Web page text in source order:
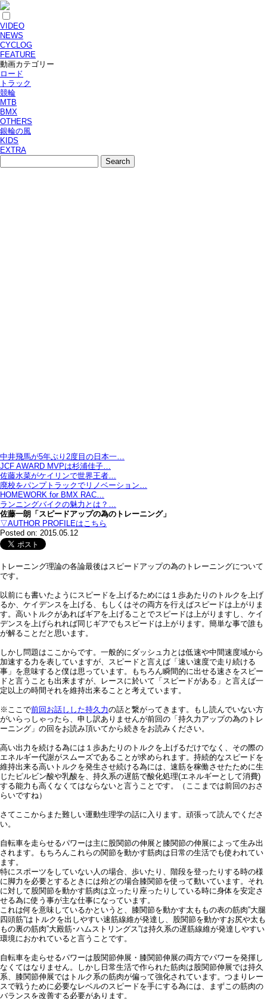
VIDEO
NEWS
CYCLOG
FEATURE
動画カテゴリー
ロード
トラック
競輪
MTB
BMX
OTHERS
銀輪の風
KIDS
EXTRA
中井飛馬が5年ぶり2度目の日本一…
JCF AWARD MVPは杉浦佳子…
佐藤水菜がケイリンで世界王者…
廃校をパンプトラックでリノベーション…
HOMEWORK for BMX RAC…
ランニングバイクの魅力とは？…
佐藤一朗「スピードアップの為のトレーニング」
▽AUTHOR PROFILEはこちら
Posted on: 2015.05.12
トレーニング理論の各論最後はスピードアップの為のトレーニングについて
です。
以前にも書いたようにスピードを上げるためには１歩あたりのトルクを上げ
るか、ケイデンスを上げる、もしくはその両方を行えばスピードは上がりま
す。高いトルクがあればギアを上げることでスピードは上がりますし、ケイ
デンスを上げられれば同じギアでもスピードは上がります。簡単な事で誰も
が解ることだと思います。
しかし問題はここからです。一般的にダッシュ力とは低速や中間速度域から
加速する力を表していますが、スピードと言えば「速い速度で走り続ける
事」を意味すると僕は思っています。もちろん瞬間的に出せる速さをスピー
ドと言うことも出来ますが、レースに於いて「スピードがある」と言えば一
定以上の時間それを維持出来ることと考えています。
※ここで前回お話しした持久力の話と繋がってきます。もし読んでいない方
がいらっしゃったら、申し訳ありませんが前回の「持久力アップの為のトレ
ーニング」の回をお読み頂いてから続きをお読みください。
高い出力を続ける為には１歩あたりのトルクを上げるだけでなく、その際の
エネルギー代謝がスムーズであることが求められます。持続的なスピードを
維持出来る高いトルクを発生させ続ける為には、速筋を稼働させたために生
じたピルビン酸や乳酸を、持久系の遅筋で酸化処理(エネルギーとして消費)
する能力も高くなくてはならないと言うことです。（ここまでは前回のおさ
らいですね）
さてここからまた難しい運動生理学の話に入ります。頑張って読んでくださ
い。
自転車を走らせるパワーは主に股関節の伸展と膝関節の伸展によって生み出
されます。もちろんこれらの関節を動かす筋肉は日常の生活でも使われてい
ます。
特にスポーツをしていない人の場合、歩いたり、階段を登ったりする時の様
に脚力を必要とするときには殆どの場合膝関節を使って動いています。それ
に対して股関節を動かす筋肉は立ったり座ったりしている時に身体を安定さ
せる為に使う事が主な仕事になっています。
これは何を意味しているかというと、膝関節を動かす太ももの表の筋肉”大腿
四頭筋”はトルクを出しやすい速筋線維が発達し、股関節を動かすお尻や太も
もの裏の筋肉”大殿筋･ハムストリングス”は持久系の遅筋線維が発達しやすい
環境におかれていると言うことです。
自転車を走らせるパワーは股関節伸展・膝関節伸展の両方でパワーを発揮し
なくてはなりません。しかし日常生活で作られた筋肉は股関節伸展では持久
系、膝関節伸展ではトルク系の筋肉が偏って強化されています。つまりレー
スで戦うために必要なレベルのスピードを手にする為には、まずこの筋肉の
バランスを改善する必要があります。